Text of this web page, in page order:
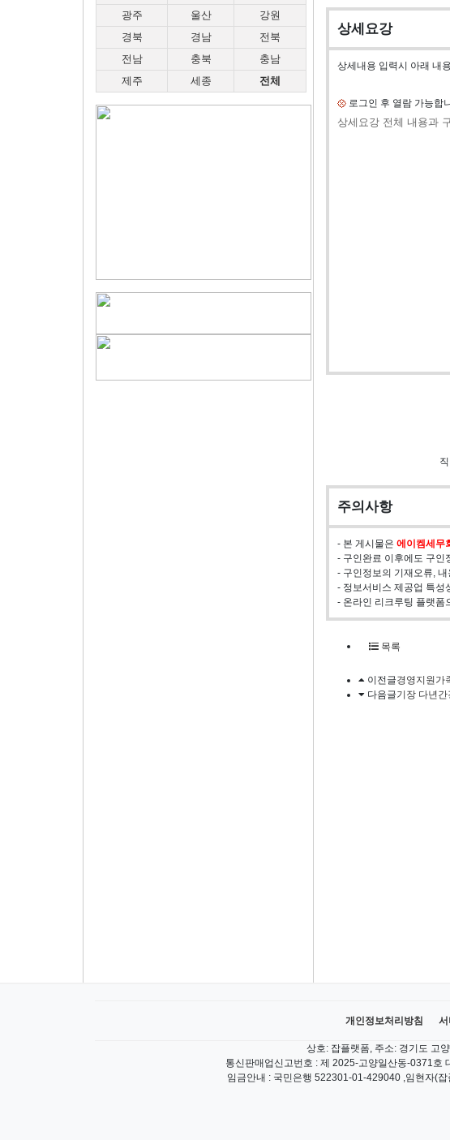
광주
울산
강원
경북
경남
전북
전남
충북
충남
제주
세종 전체
상세요강
상세내용 입력시 아래 내
로그인 후 열람 가능합
상세요강 전체 내용과
주의사항
- 본 게시물은 에이켐세무
- 구인완료 이후에도 구인
- 구인정보의 기재오류,
- 정보서비스 제공업 특성
- 온라인 리크루팅 플랫폼
목록
이전글경영지원가
다음글기장 다년
개인정보처리방침
상호: 잡플랫폼, 주소: 경기도 고
통신판매업신고번호 : 제 2025-고양일산동-0371호
임금안내 : 국민은행 522301-01-429040 ,임현자(